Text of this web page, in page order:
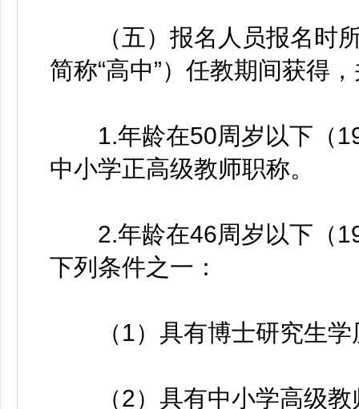
（五）报名人员报名时所
简称“高中”）任教期间获得
1.年龄在50周岁以下（
中小学正高级教师职称。
2.年龄在46周岁以下（
下列条件之一：
（1）具有博士研究生学
（2）具有中小学高级教